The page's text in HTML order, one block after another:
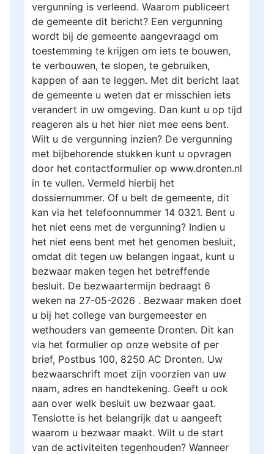
vergunning is verleend. Waarom publiceert
de gemeente dit bericht? Een vergunning
wordt bij de gemeente aangevraagd om
toestemming te krijgen om iets te bouwen,
te verbouwen, te slopen, te gebruiken,
kappen of aan te leggen. Met dit bericht laat
de gemeente u weten dat er misschien iets
verandert in uw omgeving. Dan kunt u op tijd
reageren als u het hier niet mee eens bent.
Wilt u de vergunning inzien? De vergunning
met bijbehorende stukken kunt u opvragen
door het contactformulier op www.dronten.nl
in te vullen. Vermeld hierbij het
dossiernummer. Of u belt de gemeente, dit
kan via het telefoonnummer 14 0321. Bent u
het niet eens met de vergunning? Indien u
het niet eens bent met het genomen besluit,
omdat dit tegen uw belangen ingaat, kunt u
bezwaar maken tegen het betreffende
besluit. De bezwaartermijn bedraagt 6
weken na 27-05-2026 . Bezwaar maken doet
u bij het college van burgemeester en
wethouders van gemeente Dronten. Dit kan
via het formulier op onze website of per
brief, Postbus 100, 8250 AC Dronten. Uw
bezwaarschrift moet zijn voorzien van uw
naam, adres en handtekening. Geeft u ook
aan over welk besluit uw bezwaar gaat.
Tenslotte is het belangrijk dat u aangeeft
waarom u bezwaar maakt. Wilt u de start
van de activiteiten tegenhouden? Wanneer